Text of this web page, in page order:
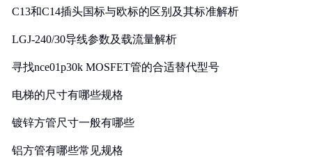
C13和C14插头国标与欧标的区别及其标准解析
LGJ-240/30导线参数及载流量解析
寻找nce01p30k MOSFET管的合适替代型号
电梯的尺寸有哪些规格
镀锌方管尺寸一般有哪些
铝方管有哪些常见规格